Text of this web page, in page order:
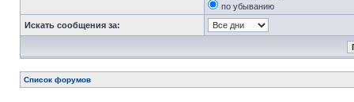
по убыванию
Искать сообщения за:
Список форумов